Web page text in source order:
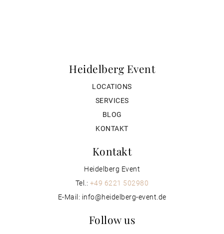
Heidelberg Event
LOCATIONS
SERVICES
BLOG
KONTAKT
Kontakt
Heidelberg Event
Tel.: +49 6221 502980
E-Mail: info@heidelberg-event.de
Follow us